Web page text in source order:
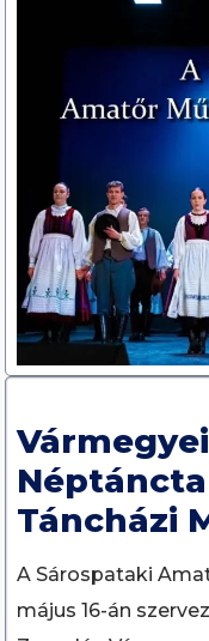
Vármegyei
Táncházi
A Sárospataki
május 16-án